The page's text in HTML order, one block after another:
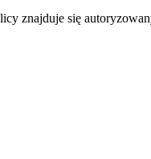
znajduje się